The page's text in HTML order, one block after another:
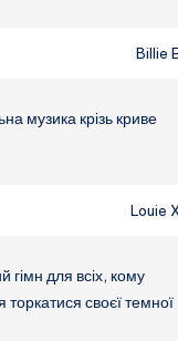
Billie
музика крізь криве
Louie
гімн для всіх, кому
торкатися своєї темної